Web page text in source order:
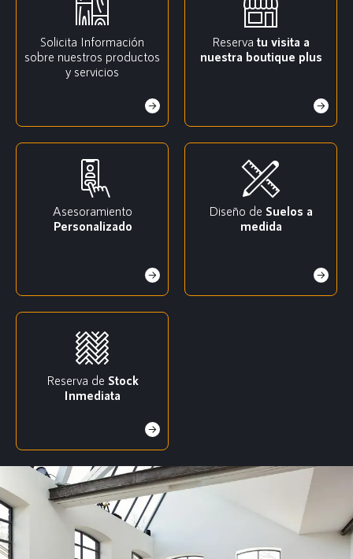
Solicita Información
sobre nuestros productos
y servicios
Reserva tu visita a
nuestra boutique plus
Asesoramiento
Personalizado
Diseño de Suelos a
medida
Reserva de Stock
Inmediata